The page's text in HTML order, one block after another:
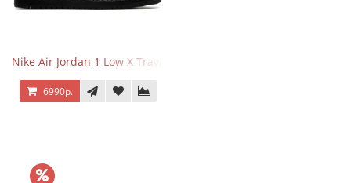
Nike Air Jordan 1 Low X Travis Scott Black Phantom
6990р.